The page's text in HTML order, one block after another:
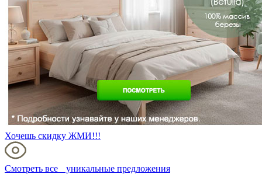
Хочешь скидку ЖМИ!!!
Смотреть все уникальные предложения